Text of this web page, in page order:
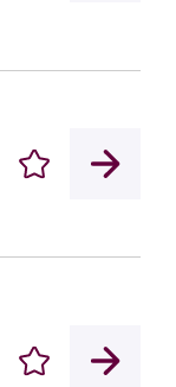
Enregistrer
Enregistrer